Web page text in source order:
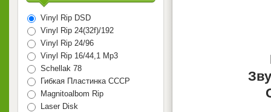
Vinyl Rip DSD
Vinyl Rip 24(32f)/192
Vinyl Rip 24/96
Vinyl Rip 16/44,1 Mp3
Schellak 78
Гибкая Пластинка СССР
Magnitoalbom Rip
Laser Disk